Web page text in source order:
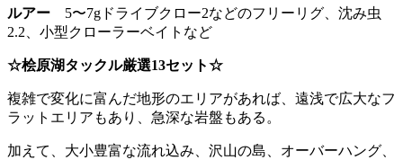
ルアー 5〜7gドライブクロー2などのフリーリグ、沈み虫
2.2、小型クローラーベイトなど
☆桧原湖タックル厳選13セット☆
複雑で変化に富んだ地形のエリアがあれば、遠浅で広大なフ
ラットエリアもあり、急深な岩盤もある。
加えて、大小豊富な流れ込み、沢山の島、オーバーハング、